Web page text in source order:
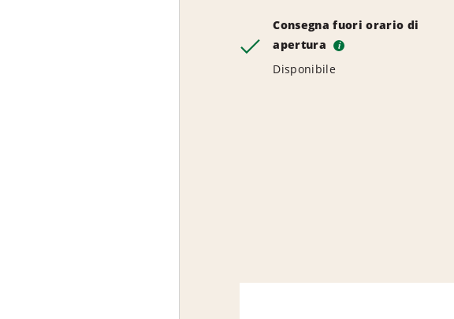
Consegna fuori orario di
apertura
i
Disponibile